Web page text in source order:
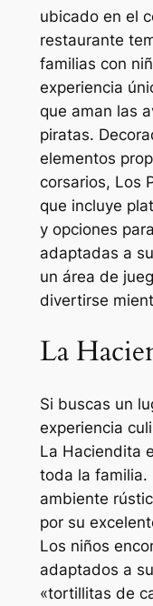
ubicado en el
restaurante
familias con
experiencia
que aman las
piratas.
elementos
corsarios, Los
que incluye
y opciones
adaptadas a
un área de
divertirse
La
Si buscas un
experiencia
La Haciendita
toda la familia.
ambiente
por su
Los niños
adaptados a
«tortillitas de